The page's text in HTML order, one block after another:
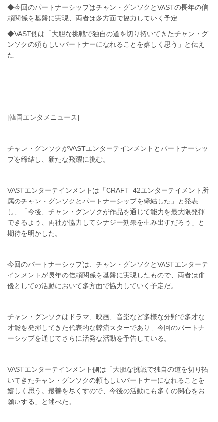
◆今回のパートナーシップはチャン・グンソクとVASTの長年の信
頼関係を基盤に実現、両者は多方面で協力していく予定
◆VAST側は「大胆な挑戦で独自の道を切り拓いてきたチャン・グ
ンソクの頼もしいパートナーになれることを嬉しく思う」と伝え
た
—
[韓国エンタメニュース]
チャン・グンソクがVASTエンターテインメントとパートナーシッ
プを締結し、新たな飛躍に挑む。
VASTエンターテインメントは「CRAFT_42エンターテイメント所
属のチャン・グンソクとパートナーシップを締結した」と発表
し、「今後、チャン・グンソクが作品を通じて能力を最大限発揮
できるよう、両社が協力してシナジー効果を生み出すだろう」と
期待を明かした。
今回のパートナーシップは、チャン・グンソクとVASTエンターテ
インメントが長年の信頼関係を基盤に実現したもので、両者は俳
優としての活動において多方面で協力していく予定だ。
チャン・グンソクはドラマ、映画、音楽など多様な分野で多才な
才能を発揮してきた代表的な韓流スターであり、今回のパートナ
ーシップを通じてさらに活発な活動を予告している。
VASTエンターテインメント側は「大胆な挑戦で独自の道を切り拓
いてきたチャン・グンソクの頼もしいパートナーになれることを
嬉しく思う。最善を尽くすので、今後の活動にも多くの関心をお
願いする」と述べた。